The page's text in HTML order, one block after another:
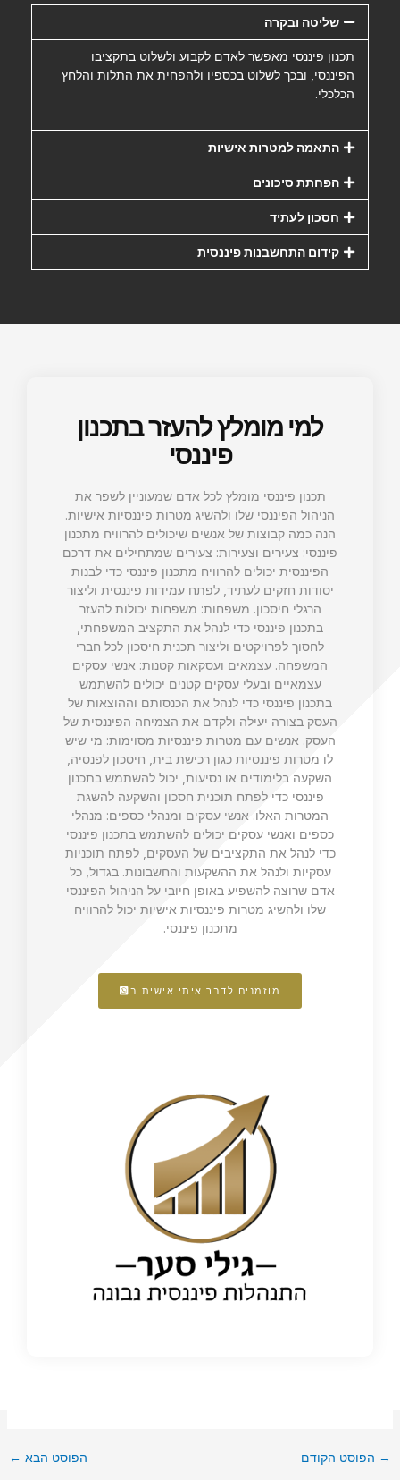
שליטה ובקרה
תכנון פיננסי מאפשר לאדם לקבוע ולשלוט בתקציבו
הפיננסי, ובכך לשלוט בכספיו ולהפחית את התלות והלחץ
הכלכלי.
התאמה למטרות אישיות
הפחתת סיכונים
חסכון לעתיד
קידום התחשבנות פיננסית
למי מומלץ להעזר בתכנון
פיננסי
תכנון פיננסי מומלץ לכל אדם שמעוניין לשפר את
הניהול הפיננסי שלו ולהשיג מטרות פיננסיות אישיות.
הנה כמה קבוצות של אנשים שיכולים להרוויח מתכנון
פיננסי: צעירים וצעירות: צעירים שמתחילים את דרכם
הפיננסית יכולים להרוויח מתכנון פיננסי כדי לבנות
יסודות חזקים לעתיד, לפתח עמידות פיננסית וליצור
הרגלי חיסכון. משפחות: משפחות יכולות להעזר
בתכנון פיננסי כדי לנהל את התקציב המשפחתי,
לחסוך לפרויקטים וליצור תכנית חיסכון לכל חברי
המשפחה. עצמאים ועסקאות קטנות: אנשי עסקים
עצמאיים ובעלי עסקים קטנים יכולים להשתמש
בתכנון פיננסי כדי לנהל את הכנסותם וההוצאות של
העסק בצורה יעילה ולקדם את הצמיחה הפיננסית של
העסק. אנשים עם מטרות פיננסיות מסוימות: מי שיש
לו מטרות פיננסיות כגון רכישת בית, חיסכון לפנסיה,
השקעה בלימודים או נסיעות, יכול להשתמש בתכנון
פיננסי כדי לפתח תוכנית חסכון והשקעה להשגת
המטרות האלו. אנשי עסקים ומנהלי כספים: מנהלי
כספים ואנשי עסקים יכולים להשתמש בתכנון פיננסי
כדי לנהל את התקציבים של העסקים, לפתח תוכניות
עסקיות ולנהל את ההשקעות והחשבונות. בגדול, כל
אדם שרוצה להשפיע באופן חיובי על הניהול הפיננסי
שלו ולהשיג מטרות פיננסיות אישיות יכול להרוויח
מתכנון פיננסי.
מוזמנים לדבר איתי אישית ב
→ הפוסט הקודם הפוסט הבא ←